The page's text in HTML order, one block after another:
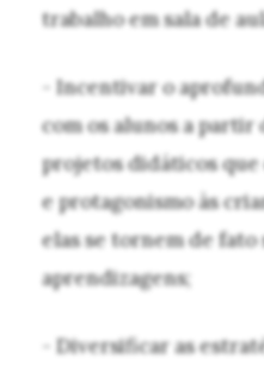
trabalho em sala de
- Incentivar o
com os alunos a partir
projetos didáticos
e protagonismo às
elas se tornem de
aprendizagens;
- Diversificar as